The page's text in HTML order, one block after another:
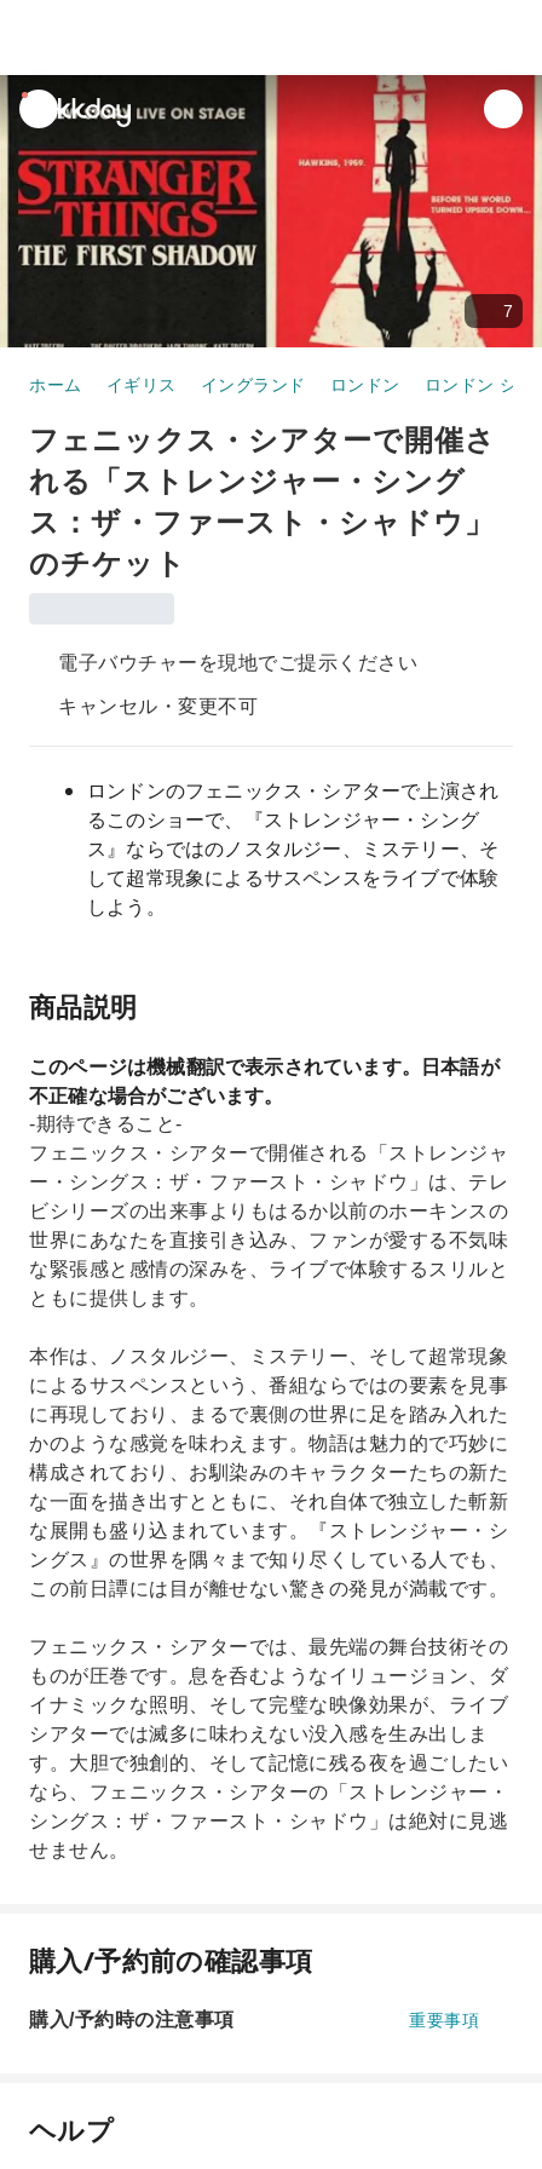
unread
notifications
7
ホーム イギリス イングランド ロンドン ロンドン シテ
フェニックス・シアターで開催さ
れる「ストレンジャー・シング
ス：ザ・ファースト・シャドウ」
のチケット
電子バウチャーを現地でご提示ください
キャンセル・変更不可
ロンドンのフェニックス・シアターで上演され
るこのショーで、『ストレンジャー・シング
ス』ならではのノスタルジー、ミステリー、そ
して超常現象によるサスペンスをライブで体験
しよう。
商品説明
このページは機械翻訳で表示されています。日本語が
不正確な場合がございます。
-期待できること-
フェニックス・シアターで開催される「ストレンジャ
ー・シングス：ザ・ファースト・シャドウ」は、テレ
ビシリーズの出来事よりもはるか以前のホーキンスの
世界にあなたを直接引き込み、ファンが愛する不気味
な緊張感と感情の深みを、ライブで体験するスリルと
ともに提供します。
本作は、ノスタルジー、ミステリー、そして超常現象
によるサスペンスという、番組ならではの要素を見事
に再現しており、まるで裏側の世界に足を踏み入れた
かのような感覚を味わえます。物語は魅力的で巧妙に
構成されており、お馴染みのキャラクターたちの新た
な一面を描き出すとともに、それ自体で独立した斬新
な展開も盛り込まれています。『ストレンジャー・シ
ングス』の世界を隅々まで知り尽くしている人でも、
この前日譚には目が離せない驚きの発見が満載です。
フェニックス・シアターでは、最先端の舞台技術その
ものが圧巻です。息を呑むようなイリュージョン、ダ
イナミックな照明、そして完璧な映像効果が、ライブ
シアターでは滅多に味わえない没入感を生み出しま
す。大胆で独創的、そして記憶に残る夜を過ごしたい
なら、フェニックス・シアターの「ストレンジャー・
シングス：ザ・ファースト・シャドウ」は絶対に見逃
せません。
購入/予約前の確認事項
購入/予約時の注意事項 重要事項
ヘルプ